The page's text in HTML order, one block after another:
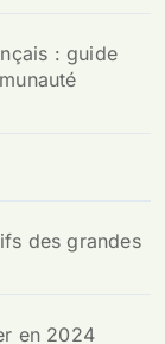
: guide
des grandes
en 2024